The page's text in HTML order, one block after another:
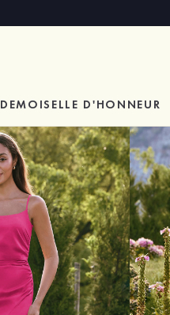
DEMOISELLE D'HONNEUR